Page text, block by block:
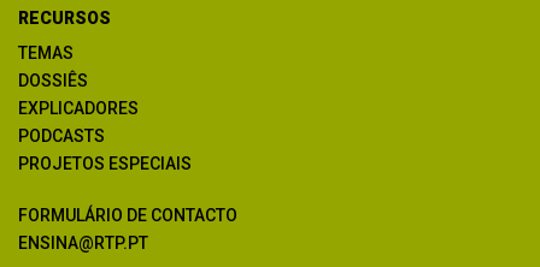
RECURSOS
TEMAS
DOSSIÊS
EXPLICADORES
PODCASTS
PROJETOS ESPECIAIS
FORMULÁRIO DE CONTACTO
ENSINA@RTP.PT